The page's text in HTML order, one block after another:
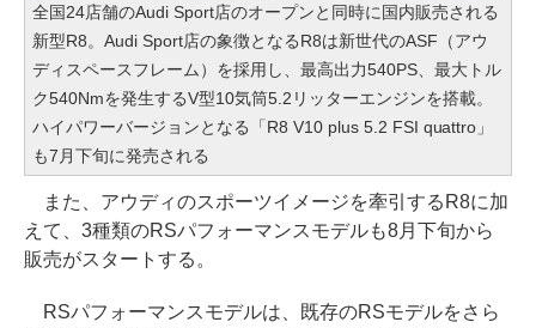
全国24店舗のAudi Sport店のオープンと同時に国内販売される
新型R8。Audi Sport店の象徴となるR8は新世代のASF（アウ
ディスペースフレーム）を採用し、最高出力540PS、最大トル
ク540Nmを発生するV型10気筒5.2リッターエンジンを搭載。
ハイパワーバージョンとなる「R8 V10 plus 5.2 FSI quattro」
も7月下旬に発売される
また、アウディのスポーツイメージを牽引するR8に加
えて、3種類のRSパフォーマンスモデルも8月下旬から
販売がスタートする。
RSパフォーマンスモデルは、既存のRSモデルをさら